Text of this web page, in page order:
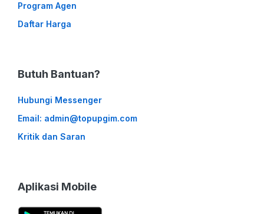
Program Agen
Daftar Harga
Butuh Bantuan?
Hubungi Messenger
Email: admin@topupgim.com
Kritik dan Saran
Aplikasi Mobile